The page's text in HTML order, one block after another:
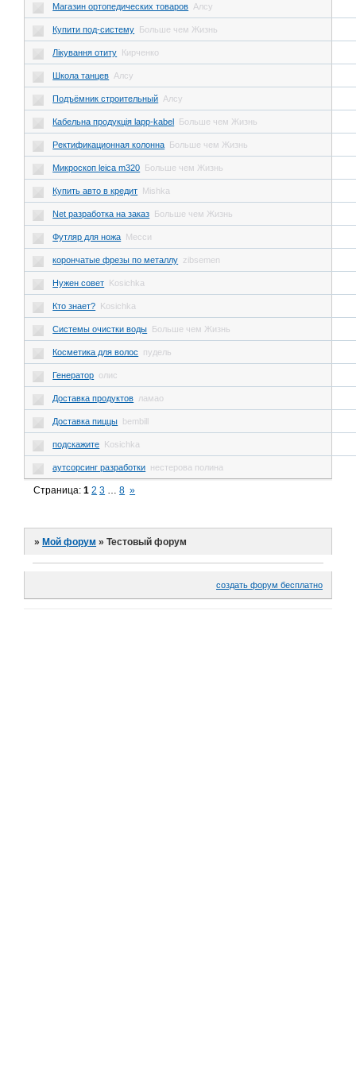
Магазин ортопедических товаров Алсу
Купити под-системy Больше чем Жизнь
Лікування отиту Кирченко
Школа танцев Алсу
Подъёмник строительный Алсу
Кабельна продукція lapp-kabel Больше чем Жизнь
Ректификационная колонна Больше чем Жизнь
Микроскоп leica m320 Больше чем Жизнь
Купить авто в кредит Mishka
Net разработка на заказ Больше чем Жизнь
Футляр для ножа Месси
корончатые фрезы по металлу zibsemen
Нужен совет Kosichka
Кто знает? Kosichka
Системы очистки воды Больше чем Жизнь
Косметика для волос пудель
Генератор олис
Доставка продуктов ламао
Доставка пиццы bembill
подскажите Kosichka
аутсорсинг разработки нестерова полина
Страница:1 2 3 8 »
»Мой форум »Тестовый форум
создать форум бесплатно